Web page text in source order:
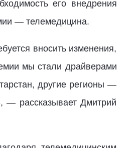
его внедрения
— телемедицина.
вносить изменения,
мы стали драйверами
другие регионы —
— рассказывает Дмитрий